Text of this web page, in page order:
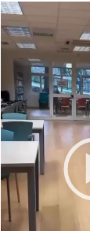
Reproductor
de
vídeo